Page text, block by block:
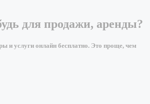
для продажи, аренды?
и услуги онлайн бесплатно. Это проще, чем